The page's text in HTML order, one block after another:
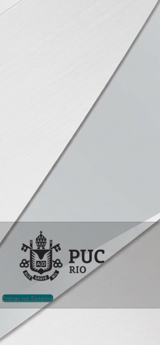
Entrar no Sistema